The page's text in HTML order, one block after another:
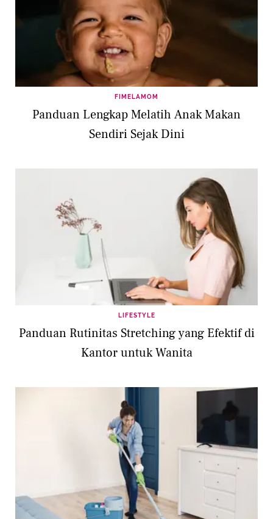
FIMELAMOM
Panduan Lengkap Melatih Anak Makan
Sendiri Sejak Dini
LIFESTYLE
Panduan Rutinitas Stretching yang Efektif di
Kantor untuk Wanita